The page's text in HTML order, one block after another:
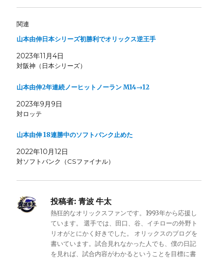
関連
山本由伸日本シリーズ初勝利でオリックス逆王手
2023年11月4日
対阪神（日本シリーズ）
山本由伸2年連続ノーヒットノーラン M14→12
2023年9月9日
対ロッテ
山本由伸 18連勝中のソフトバンク止めた
2022年10月12日
対ソフトバンク（CSファイナル）
投稿者: 青波 牛太
熱狂的なオリックスファンです。1993年から応援し
ています。 選手では、田口、谷、イチローの外野ト
リオがとにかく好きでした。 オリックスのブログを
書いています。試合見れなかった人でも、僕の日記
を見れば、試合内容がわかるということを目標に書